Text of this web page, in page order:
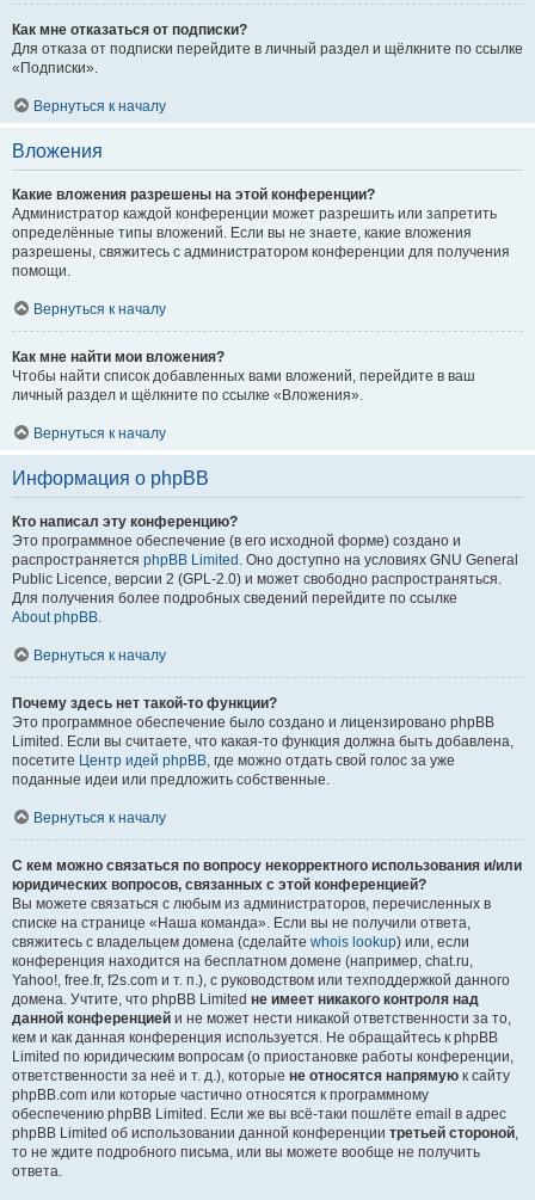
Как мне отказаться от подписки?
Для отказа от подписки перейдите в личный раздел и щёлкните по ссылке
«Подписки».
Вернуться к началу
Вложения
Какие вложения разрешены на этой конференции?
Администратор каждой конференции может разрешить или запретить
определённые типы вложений. Если вы не знаете, какие вложения
разрешены, свяжитесь с администратором конференции для получения
помощи.
Вернуться к началу
Как мне найти мои вложения?
Чтобы найти список добавленных вами вложений, перейдите в ваш
личный раздел и щёлкните по ссылке «Вложения».
Вернуться к началу
Информация о phpBB
Кто написал эту конференцию?
Это программное обеспечение (в его исходной форме) создано и
распространяется phpBB Limited . Оно доступно на условиях GNU General
Public Licence, версии 2 (GPL-2.0) и может свободно распространяться.
Для получения более подробных сведений перейдите по ссылке
About phpBB.
Вернуться к началу
Почему здесь нет такой-то функции?
Это программное обеспечение было создано и лицензировано phpBB
Limited. Если вы считаете, что какая-то функция должна быть добавлена,
посетите Центр идей phpBB, где можно отдать свой голос за уже
поданные идеи или предложить собственные.
Вернуться к началу
С кем можно связаться по вопросу некорректного использования и/или
юридических вопросов, связанных с этой конференцией?
Вы можете связаться с любым из администраторов, перечисленных в
списке на странице «Наша команда». Если вы не получили ответа,
свяжитесь с владельцем домена (сделайте whois lookup) или, если
конференция находится на бесплатном домене (например, chat.ru,
Yahoo!, free.fr, f2s.com и т. п.), с руководством или техподдержкой данного
домена. Учтите, что phpBB Limited не имеет никакого контроля над
данной конференцией и не может нести никакой ответственности за то,
кем и как данная конференция используется. Не обращайтесь к phpBB
Limited по юридическим вопросам (о приостановке работы конференции,
ответственности за неё и т. д.), которые не относятся напрямую к сайту
phpBB.com или которые частично относятся к программному
обеспечению phpBB Limited. Если же вы всё-таки пошлёте email в адрес
phpBB Limited об использовании данной конференции третьей стороной,
то не ждите подробного письма, или вы можете вообще не получить
ответа.